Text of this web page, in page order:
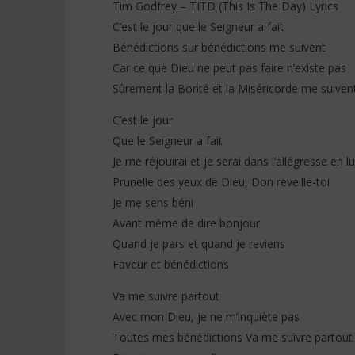
Tim Godfrey – TITD (This Is The Day) Lyrics
C’est le jour que le Seigneur a fait
Bénédictions sur bénédictions me suivent
Car ce que Dieu ne peut pas faire n’existe pas
Sûrement la Bonté et la Miséricorde me
C’est le jour
Que le Seigneur a fait
Je me réjouirai et je serai dans l’allégresse en
Prunelle des yeux de Dieu, Don réveille-toi
Je me sens béni
Avant même de dire bonjour
Quand je pars et quand je reviens
Faveur et bénédictions
Va me suivre partout
Avec mon Dieu, je ne m’inquiète pas
Toutes mes bénédictions Va me suivre partout